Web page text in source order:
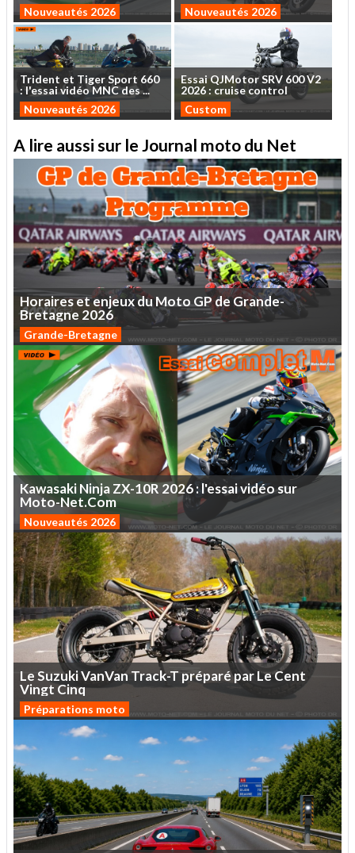
Nouveautés 2026
Nouveautés 2026
Trident et TigerSport 660
: l'essaividéoMNCdes...
Nouveautés 2026
EssaiQJMotorSRV 600V2
2026 : cruise control
Custom
A lire aussi sur le Journal moto du Net
HorairesetenjeuxduMotoGPdeGrande-
Bretagne 2026
Grande-Bretagne
KawasakiNinjaZX-10R 2026:l'essaividéosur
Moto-Net.Com
Nouveautés 2026
LeSuzukiVanVanTrack-TpréparéparLeCent
VingtCinq
Préparations moto